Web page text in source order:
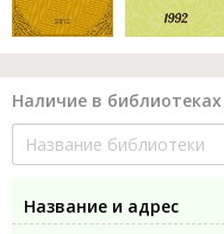
Наличие в библиотеках
Название и адрес